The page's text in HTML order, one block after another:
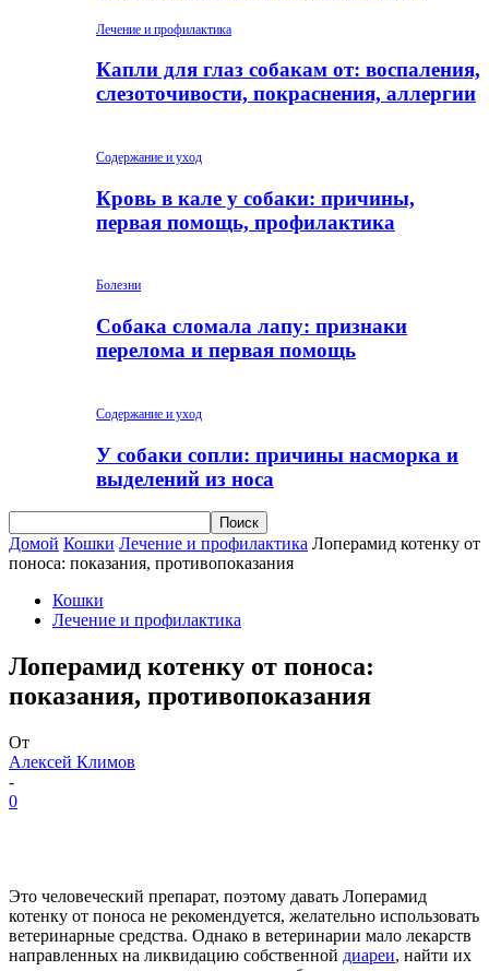
Лечение и профилактика
Капли для глаз собакам от: воспаления,
слезоточивости, покраснения, аллергии
Содержание и уход
Кровь в кале у собаки: причины,
первая помощь, профилактика
Болезни
Собака сломала лапу: признаки
перелома и первая помощь
Содержание и уход
У собаки сопли: причины насморка и
выделений из носа
Домой Кошки Лечение и профилактика Лоперамид котенку от
поноса: показания, противопоказания
Кошки
Лечение и профилактика
Лоперамид котенку от поноса:
показания, противопоказания
От
Алексей Климов
-
0
Это человеческий препарат, поэтому давать Лоперамид
котенку от поноса не рекомендуется, желательно использовать
ветеринарные средства. Однако в ветеринарии мало лекарств
направленных на ликвидацию собственной диареи, найти их